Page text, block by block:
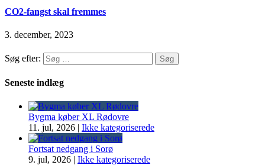
CO2-fangst skal fremmes
3. december, 2023
Søg efter:
Seneste indlæg
Bygma køber XL Rødovre
11. jul, 2026 | Ikke kategoriserede
Fortsat nedgang i Sorø
9. jul, 2026 | Ikke kategoriserede